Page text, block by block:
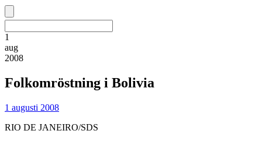
1
aug
2008
Folkomröstning i Bolivia
1 augusti 2008
RIO DE JANEIRO/SDS